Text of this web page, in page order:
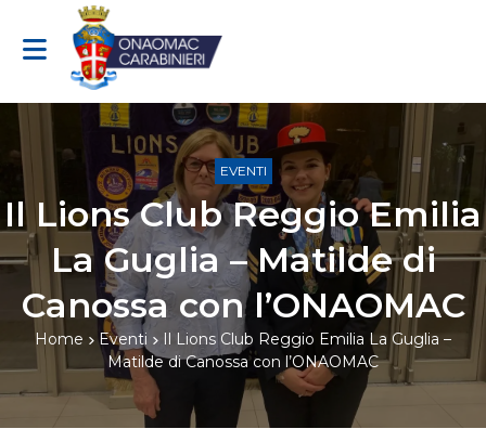
Vai al contenuto
EVENTI
Il Lions Club Reggio Emilia
La Guglia – Matilde di
Canossa con l’ONAOMAC
Home Eventi
Il Lions Club Reggio Emilia La Guglia –
Matilde di Canossa con l’ONAOMAC